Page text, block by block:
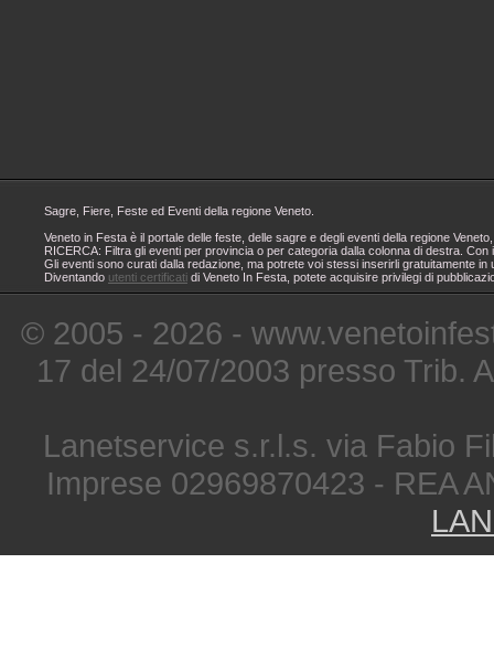
Sagre, Fiere, Feste ed Eventi della regione Veneto.
Veneto in Festa è il portale delle feste, delle sagre e degli eventi della regione
RICERCA: Filtra gli eventi per provincia o per categoria dalla colonna di destra.
Gli eventi sono curati dalla redazione, ma potrete voi stessi inserirli gratuitamente
Diventando utenti certificati di Veneto In Festa, potete acquisire privilegi di
© 2005 - 2026 -
17 del 24/07/2003 presso Trib.
Lanetservice s.r.l.s. via Fabio
Imprese 02969870423 - REA